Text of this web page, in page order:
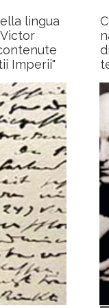
lingua
Imperii"